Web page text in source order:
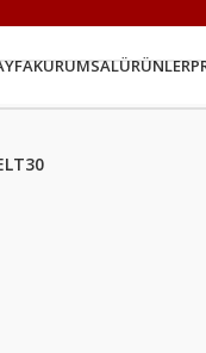
KURUMSALÜRÜNLER